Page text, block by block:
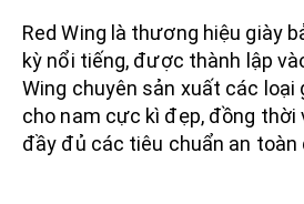
Red Wing là thương hiệu giày
kỳ nổi tiếng, được thành lập
Wing chuyên sản xuất các loại
cho nam cực kì đẹp, đồng
đầy đủ các tiêu chuẩn an toàn